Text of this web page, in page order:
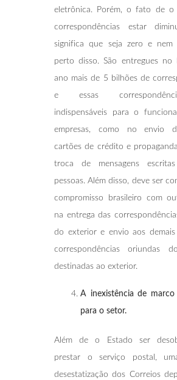
eletrônica. Porém, o fato de o
correspondências estar
significa que seja zero e nem
perto disso. São entregues no
ano mais de 5 bilhões de
e essas
indispensáveis para o
empresas, como no envio
cartões de crédito e
troca de mensagens
pessoas. Além disso, deve ser
compromisso brasileiro com
na entrega das
do exterior e envio aos demais
correspondências oriundas
destinadas ao exterior.
A inexistência de marco
para o setor.
Além de o Estado ser
prestar o serviço postal,
desestatização dos Correios